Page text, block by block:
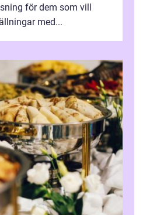
för dem som vill
med...